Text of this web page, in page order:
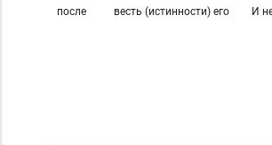
И
весть (истинности) его
после